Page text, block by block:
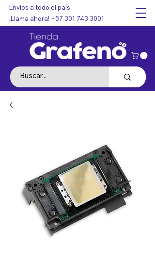
Envíos a todo el país
¡Llama ahora! +57 301 743 3001